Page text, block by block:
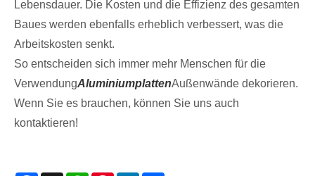
Lebensdauer. Die Kosten und die Effizienz des gesamten
Baues werden ebenfalls erheblich verbessert, was die
Arbeitskosten senkt.
So entscheiden sich immer mehr Menschen für die
VerwendungAluminiumplattenAußenwände dekorieren.
Wenn Sie es brauchen, können Sie uns auch
kontaktieren!